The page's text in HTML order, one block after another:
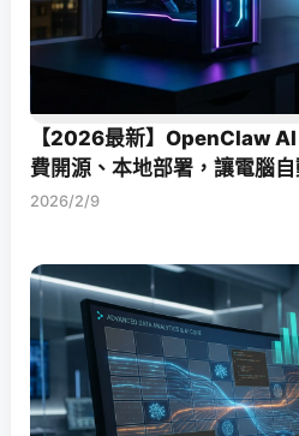
【2026最新】OpenClaw
費開源、本地部署，讓電腦自
2026/2/9